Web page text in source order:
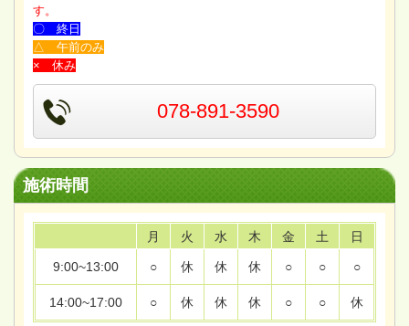
す。
〇 終日
△ 午前のみ
× 休み
078-891-3590
施術時間
月 火 水 木 金 土 日
9:00~13:00 ○ 休 休 休 ○ ○ ○
14:00~17:00 ○ 休 休 休 ○ ○ 休